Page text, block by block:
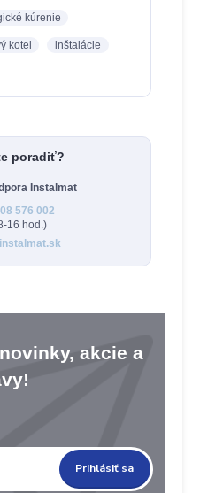
kúrenie
kotel inštalácie
poradiť?
Instalmat
576 002
16 hod.)
akcie a
Prihlásiť sa